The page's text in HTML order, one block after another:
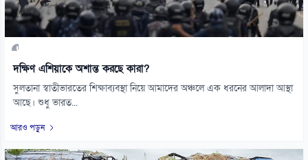
দক্ষিণ এশিয়াকে অশান্ত করছে কারা?
সুলতানা স্বাতীভারতের শিক্ষাব্যবস্থা নিয়ে আমাদের অঞ্চলে এক ধরনের আলাদা আস্থা
আছে। শুধু ভারত...
আরও পড়ুন